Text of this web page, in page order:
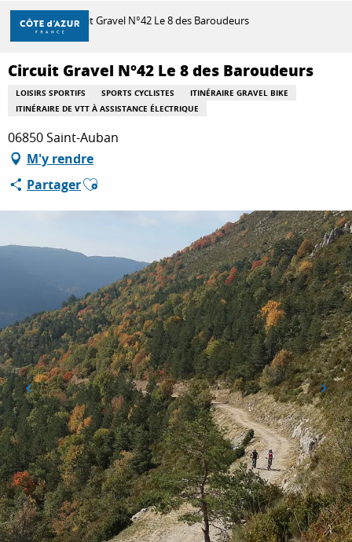
Aller
contenu
principal
DÉCOUVRIR
À FAIRE
SÉJOURNER
Accueil Circuit Gravel N°42 Le 8 des Baroudeurs
Circuit Gravel N°42 Le 8 des Baroudeurs
LOISIRS SPORTIFS SPORTS CYCLISTES
ITINÉRAIRE GRAVEL BIKE
ITINÉRAIRE DE VTT À ASSISTANCE ÉLECTRIQUE
06850 Saint-Auban
M'y rendre
PartagerAjouter aux favoris